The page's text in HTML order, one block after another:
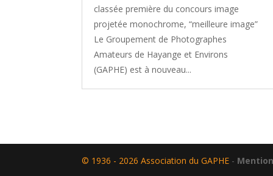
classée première du concours image
projetée monochrome, “meilleure image”
Le Groupement de Photographes
Amateurs de Hayange et Environs
(GAPHE) est à nouveau...
© 1936 - 2026 Association du GAPHE -